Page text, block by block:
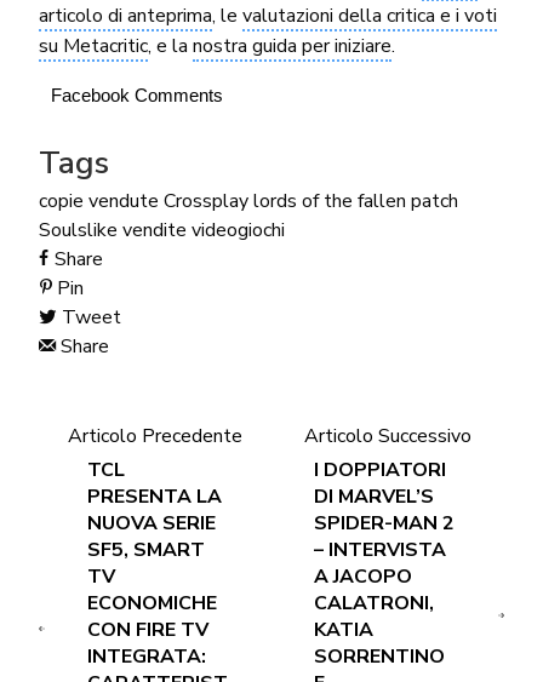
articolo di anteprima, levalutazioni della critica e i voti
su Metacritic, e lanostra guida per iniziare.
Facebook Comments
Tags
copie vendute Crossplaylords of the fallen patch
Soulslike vendite videogiochi
Share
Pin
Tweet
Share
Articolo Precedente
TCL
PRESENTA LA
NUOVA SERIE
SF5, SMART
TV
ECONOMICHE
CON FIRE TV
INTEGRATA:
Articolo Successivo
I DOPPIATORI
DI MARVEL’S
SPIDER-MAN 2
– INTERVISTA
A JACOPO
CALATRONI,
KATIA
SORRENTINO